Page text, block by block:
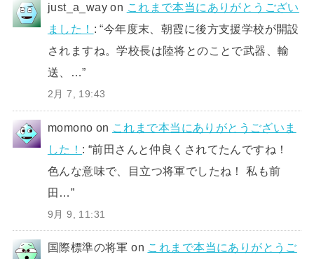
just_a_way on これまで本当にありがとうござい
ました！ : “今年度末、朝霞に後方支援学校が開設
されますね。学校長は陸将とのことで武器、輸
送、…”
2月 7, 19:43
momono on これまで本当にありがとうございま
した！ : “前田さんと仲良くされてたんですね！
色んな意味で、目立つ将軍でしたね！ 私も前
田…”
9月 9, 11:31
国際標準の将軍 on これまで本当にありがとうご